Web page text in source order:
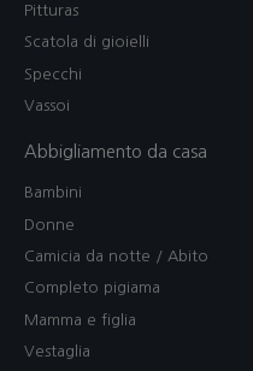
Pitturas
Scatola di gioielli
Specchi
Vassoi
Abbigliamento da casa
Bambini
Donne
Camicia da notte / Abito
Completo pigiama
Mamma e figlia
Vestaglia